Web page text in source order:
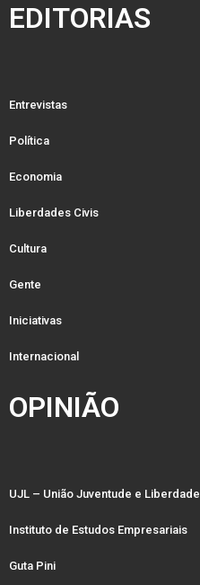
EDITORIAS
Entrevistas
Política
Economia
Liberdades Civis
Cultura
Gente
Iniciativas
Internacional
OPINIÃO
UJL – União Juventude e Liberdade
Instituto de Estudos Empresariais
Guta Pini